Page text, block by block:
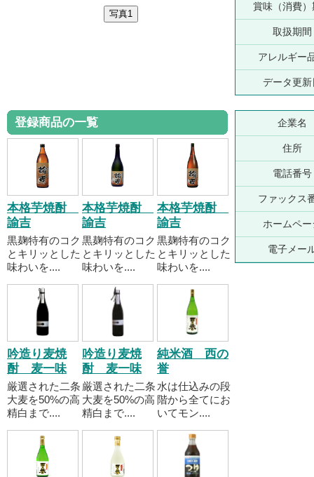
賞味（消費）
取扱期間
アレルギー
データ更新
登録商品の一覧
本格芋焼酎
諭吉
黒麹特有のコク
とキリッとした
味わいを....
本格芋焼酎
諭吉
黒麹特有のコク
とキリッとした
味わいを....
本格芋焼酎
諭吉
黒麹特有のコク
とキリッとした
味わいを....
吟造り麦焼
酎 麦一味
厳選された二条
大麦を50%の高
精白まで....
吟造り麦焼
酎 麦一味
厳選された二条
大麦を50%の高
精白まで....
純米酒 西の
誉
水は仕込みの段
階から全てにお
いてモン....
企業名
住所
電話番号
ファックス
ホームペー
電子メー